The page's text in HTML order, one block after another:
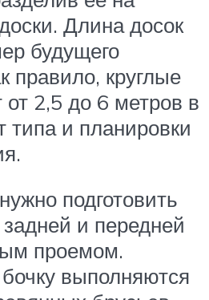
Длина досок
будущего
правило, круглые
2,5 до 6 метров в
типа и планировки
подготовить
и передней
проемом.
выполняются